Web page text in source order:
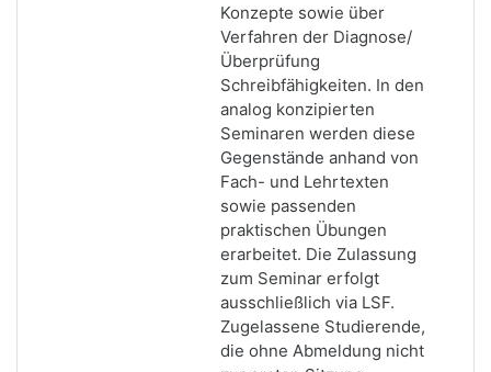
Konzepte sowie über
Verfahren der Diagnose/
Überprüfung
Schreibfähigkeiten. In den
analog konzipierten
Seminaren werden diese
Gegenstände anhand von
Fach- und Lehrtexten
sowie passenden
praktischen Übungen
erarbeitet. Die Zulassung
zum Seminar erfolgt
ausschließlich via LSF.
Zugelassene Studierende,
die ohne Abmeldung nicht